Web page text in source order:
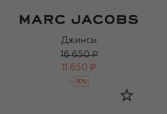
Джинсы
16 650 ₽
11 650 ₽
-30%